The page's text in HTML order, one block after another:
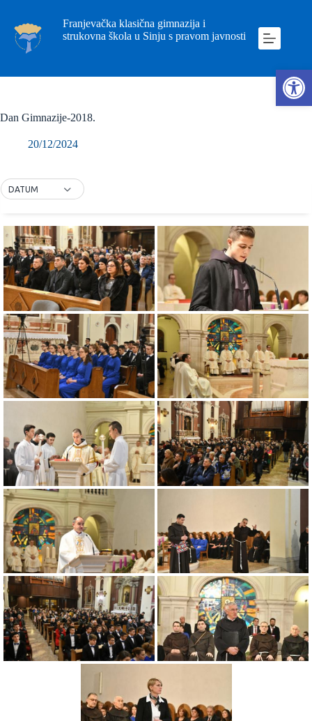
Franjevačka klasična gimnazija i
strukovna škola u Sinju s pravom javnosti
Dan Gimnazije-2018.
20/12/2024
DATUM